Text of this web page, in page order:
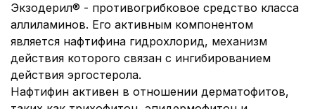
Экзодерил® - противогрибковое средство класса
аллиламинов. Его активным компонентом
является нафтифина гидрохлорид, механизм
действия которого связан с ингибированием
действия эргостерола.
Нафтифин активен в отношении дерматофитов,